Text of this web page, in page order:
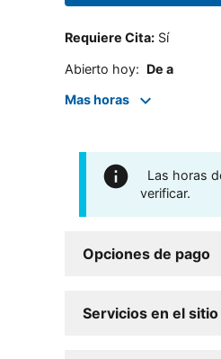
Requiere Cita: Sí
Abierto hoy: De a
Mas horas
Las horas
verificar.
Opciones de pago
Servicios en el sitio